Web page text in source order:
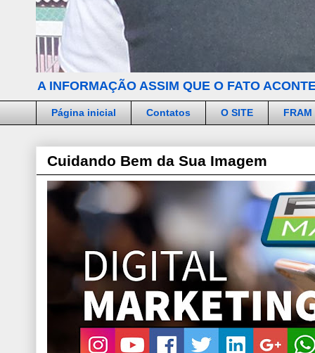
A INFORMAÇÃO ASSIM QUE O FATO
Página inicial Contatos O SITE FRAM
Cuidando Bem da Sua Imagem